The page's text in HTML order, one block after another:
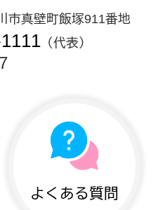
市真壁町飯塚911番地
（代表）
よくある質問